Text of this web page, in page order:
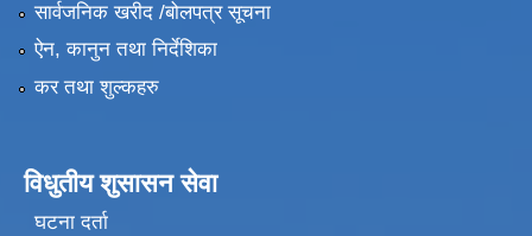
सार्वजनिक खरीद /बोलपत्र सूचना
ऐन, कानुन तथा निर्देशिका
कर तथा शुल्कहरु
विधुतीय शुसासन सेवा
घटना दर्ता